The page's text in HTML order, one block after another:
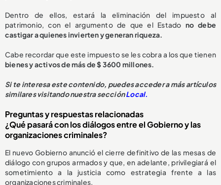
Dentro de ellos, estará la eliminación del impuesto al
patrimonio, con el argumento de que el Estado no debe
castigar a quienes invierten y generan riqueza.
Cabe recordar que este impuesto se les cobra a los que tienen
bienes y activos de más de $ 3600 millones.
Si te interesa este contenido, puedes acceder a más artículos
similares visitando nuestra secciónLocal.
Preguntas y respuestas relacionadas
¿Qué pasará con los diálogos entre el Gobierno y las
organizaciones criminales?
El nuevo Gobierno anunció el cierre definitivo de las mesas de
diálogo con grupos armados y que, en adelante, privilegiará el
sometimiento a la justicia como estrategia frente a las
organizaciones criminales.